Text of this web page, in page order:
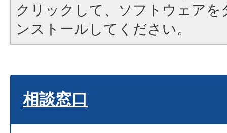
クリックして、ソフトウェア
ンストールしてください。
相談窓口